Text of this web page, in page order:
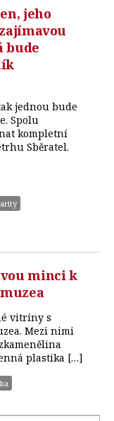
jeho
bude
jednou bude
Spolu
kompletní
Sběratel.
minci k
vitríny s
Mezi nimi
plastika […]